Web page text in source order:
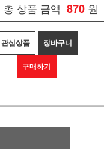
총 상품 금액 870 원
관심상품 장바구니
구매하기